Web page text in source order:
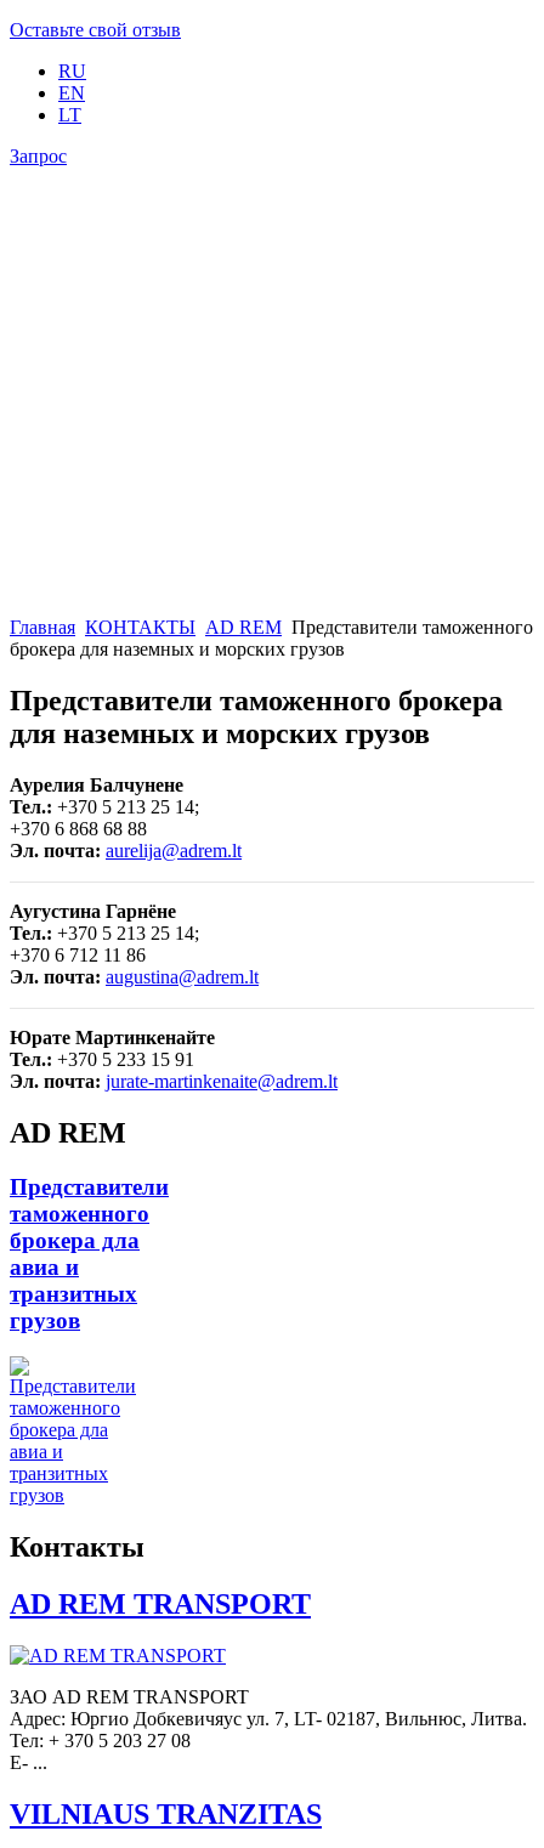
Оставьте свой отзыв
RU
EN
LT
Запрос
Главная КОНТАКТЫ AD REM Представители таможенного
брокера для наземных и морских грузов
Представители таможенного брокера
для наземных и морских грузов
Аурелия Балчунене
Тел.: +370 5 213 25 14;
+370 6 868 68 88
Эл. почта: aurelija@adrem.lt
Аугустина Гарнёне
Тел.: +370 5 213 25 14;
+370 6 712 11 86
Эл. почта: augustina@adrem.lt
Юрате Мартинкенайте
Тел.: +370 5 233 15 91
Эл. почта: jurate-martinkenaite@adrem.lt
AD REM
Представители
таможенного
брокера дла
авиа и
транзитных
грузов
Контакты
AD REM TRANSPORT
ЗАО AD REM TRANSPORT
Адрес: Юргио Добкевичяус ул. 7, LT- 02187, Вильнюс, Литва.
Тел: + 370 5 203 27 08
E- ...
VILNIAUS TRANZITAS